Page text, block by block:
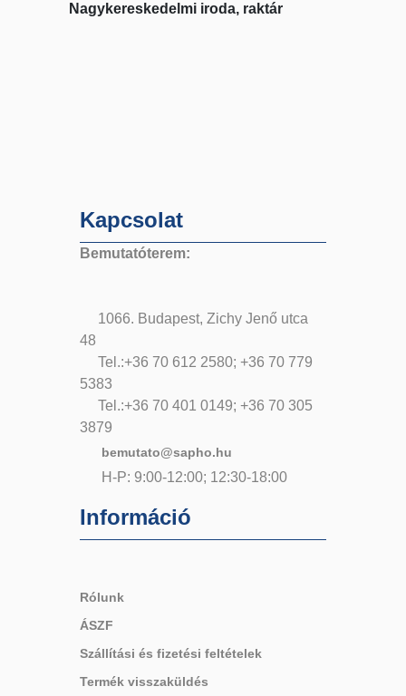
Nagykereskedelmi iroda, raktár
Kapcsolat
Bemutatóterem:
1066. Budapest, Zichy Jenő utca
48
Tel.:+36 70 612 2580; +36 70 779
5383
Tel.:+36 70 401 0149; +36 70 305
3879
bemutato@sapho.hu
H-P: 9:00-12:00; 12:30-18:00
Információ
Rólunk
ÁSZF
Szállítási és fizetési feltételek
Termék visszaküldés